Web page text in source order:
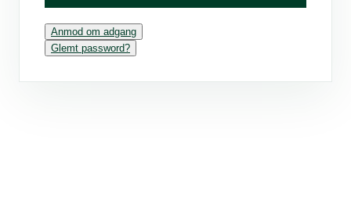
Anmod om adgang
Glemt password?